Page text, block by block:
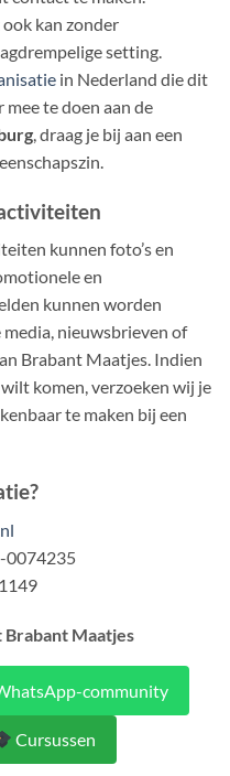
kan zonder
setting.
in Nederland die dit
te doen aan de
, draag je bij aan een
kunnen foto’s en
en
kunnen worden
nieuwsbrieven of
Brabant Maatjes. Indien
komen, verzoeken wij je
te maken bij een
0074235
Brabant Maatjes
community
Cursussen